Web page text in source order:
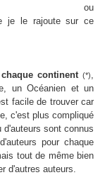
ou
je le rajoute sur ce
continent (*),
un Océanien et un
facile de trouver car
c'est plus compliqué
sont connus
pour chaque
tout de même bien
d'autres auteurs.